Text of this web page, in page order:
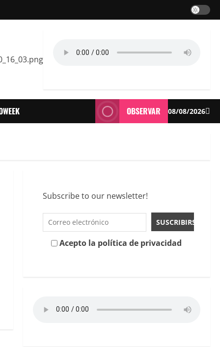
OBSERVAR 08/08/2026
Subscribe to our newsletter!
Acepto la política de privacidad